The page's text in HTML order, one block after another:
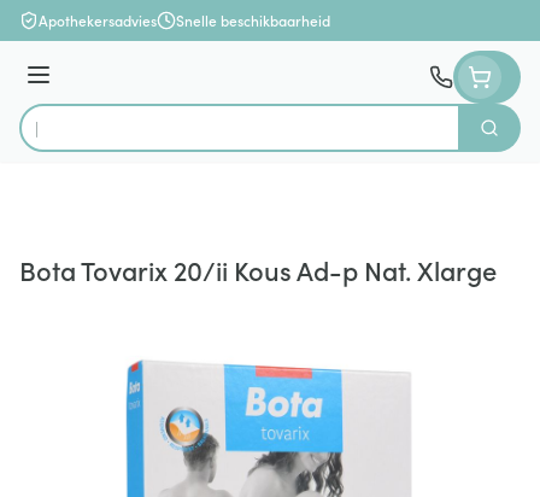
Ga naar de inhoud
Apothekersadvies Snelle beschikbaarheid
Menu
Product, merk, categorie...
Zoek
Bota Tovarix 20/ii Kous Ad-p Nat. Xlarge